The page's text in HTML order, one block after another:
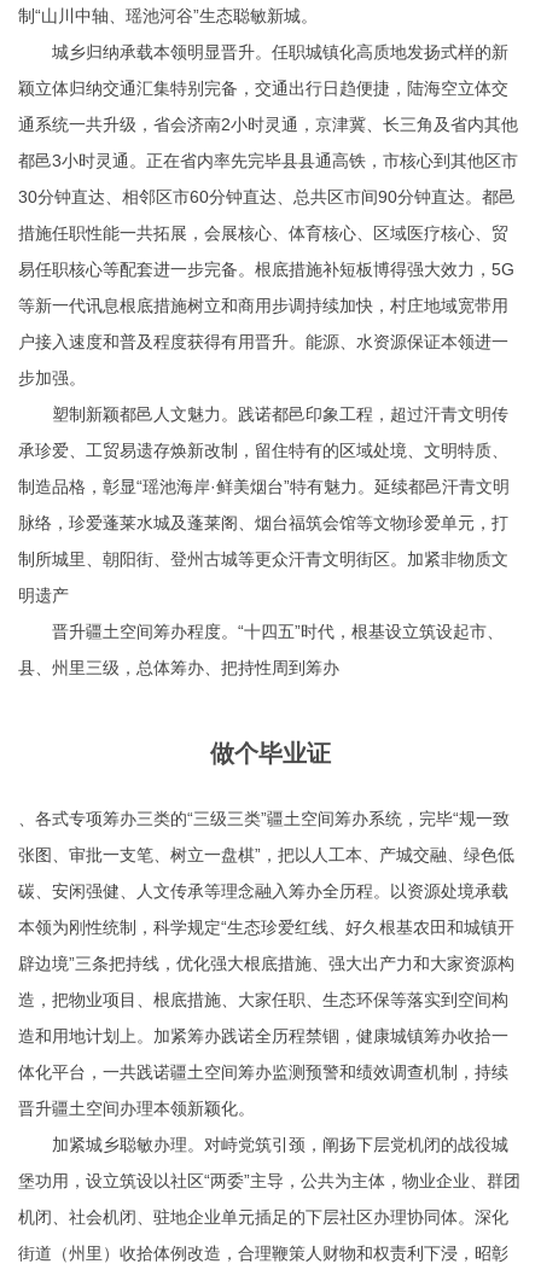
制“山川中轴、瑶池河谷”生态聪敏新城。
城乡归纳承载本领明显晋升。任职城镇化高质地发扬式样的新
颖立体归纳交通汇集特别完备，交通出行日趋便捷，陆海空立体交
通系统一共升级，省会济南2小时灵通，京津冀、长三角及省内其他
都邑3小时灵通。正在省内率先完毕县县通高铁，市核心到其他区市
30分钟直达、相邻区市60分钟直达、总共区市间90分钟直达。都邑
措施任职性能一共拓展，会展核心、体育核心、区域医疗核心、贸
易任职核心等配套进一步完备。根底措施补短板博得强大效力，5G
等新一代讯息根底措施树立和商用步调持续加快，村庄地域宽带用
户接入速度和普及程度获得有用晋升。能源、水资源保证本领进一
步加强。
塑制新颖都邑人文魅力。践诺都邑印象工程，超过汗青文明传
承珍爱、工贸易遗存焕新改制，留住特有的区域处境、文明特质、
制造品格，彰显“瑶池海岸·鲜美烟台”特有魅力。延续都邑汗青文明
脉络，珍爱蓬莱水城及蓬莱阁、烟台福筑会馆等文物珍爱单元，打
制所城里、朝阳街、登州古城等更众汗青文明街区。加紧非物质文
明遗产
晋升疆土空间筹办程度。“十四五”时代，根基设立筑设起市、
县、州里三级，总体筹办、把持性周到筹办
做个毕业证
、各式专项筹办三类的“三级三类”疆土空间筹办系统，完毕“规一致
张图、审批一支笔、树立一盘棋”，把以人工本、产城交融、绿色低
碳、安闲强健、人文传承等理念融入筹办全历程。以资源处境承载
本领为刚性统制，科学规定“生态珍爱红线、好久根基农田和城镇开
辟边境”三条把持线，优化强大根底措施、强大出产力和大家资源构
造，把物业项目、根底措施、大家任职、生态环保等落实到空间构
造和用地计划上。加紧筹办践诺全历程禁锢，健康城镇筹办收拾一
体化平台，一共践诺疆土空间筹办监测预警和绩效调查机制，持续
晋升疆土空间办理本领新颖化。
加紧城乡聪敏办理。对峙党筑引颈，阐扬下层党机闭的战役城
堡功用，设立筑设以社区“两委”主导，公共为主体，物业企业、群团
机闭、社会机闭、驻地企业单元插足的下层社区办理协同体。深化
街道（州里）收拾体例改造，合理鞭策人财物和权责利下浸，昭彰